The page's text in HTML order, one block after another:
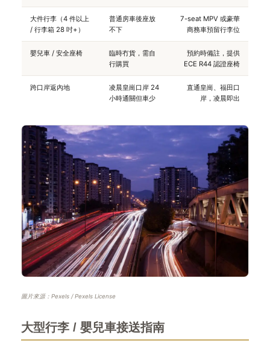
大件行李（4 件以上
/ 行李箱 28 吋+）
普通房車後座放
不下
7-seat MPV 或豪華
商務車預留行李位
嬰兒車 / 安全座椅
臨時冇貨，需自
行購買
預約時備註，提供
ECE R44 認證座椅
跨口岸返內地
凌晨皇崗口岸 24
小時通關但車少
直通皇崗、福田口
岸，凌晨即出
圖片來源：Pexels / Pexels License
大型行李 / 嬰兒車接送指南